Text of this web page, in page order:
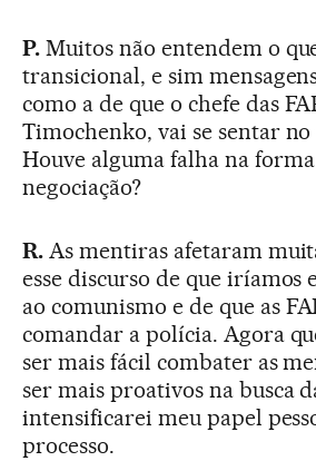
P.Muitos não entendem o
transicional, e sim
como a de que o chefe das
Timochenko, vai se sentar no
Houve alguma falha na
negociação?
R.As mentiras afetaram
esse discurso de que iríamos
ao comunismo e de que as
comandar a polícia. Agora
ser mais fácil combater as
ser mais proativos na busca
intensificarei meu papel
processo.